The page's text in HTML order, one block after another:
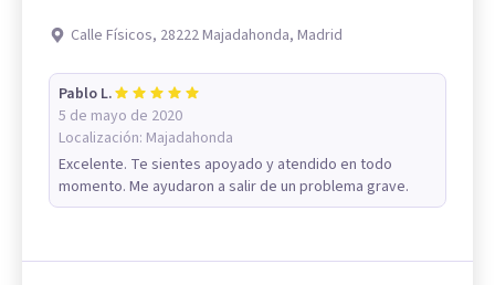
Calle Físicos, 28222 Majadahonda, Madrid
Pablo L.
5 de mayo de 2020
Localización: Majadahonda
Excelente. Te sientes apoyado y atendido en todo
momento. Me ayudaron a salir de un problema grave.